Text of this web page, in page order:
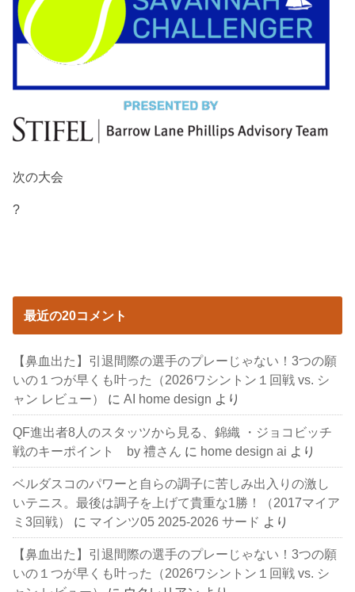
次の大会
?
最近の20コメント
【鼻血出た】引退間際の選手のプレーじゃない！3つの願
いの１つが早くも叶った（2026ワシントン１回戦 vs. シ
ャン レビュー）
にAI home design より
QF進出者8人のスタッツから見る、錦織 ・ジョコビッチ
戦のキーポイント by 禮さん
に home design ai より
ベルダスコのパワーと自らの調子に苦しみ出入りの激し
いテニス。最後は調子を上げて貴重な1勝！（2017マイア
ミ3回戦）
に マインツ05 2025-2026 サード より
【鼻血出た】引退間際の選手のプレーじゃない！3つの願
いの１つが早くも叶った（2026ワシントン１回戦 vs. シ